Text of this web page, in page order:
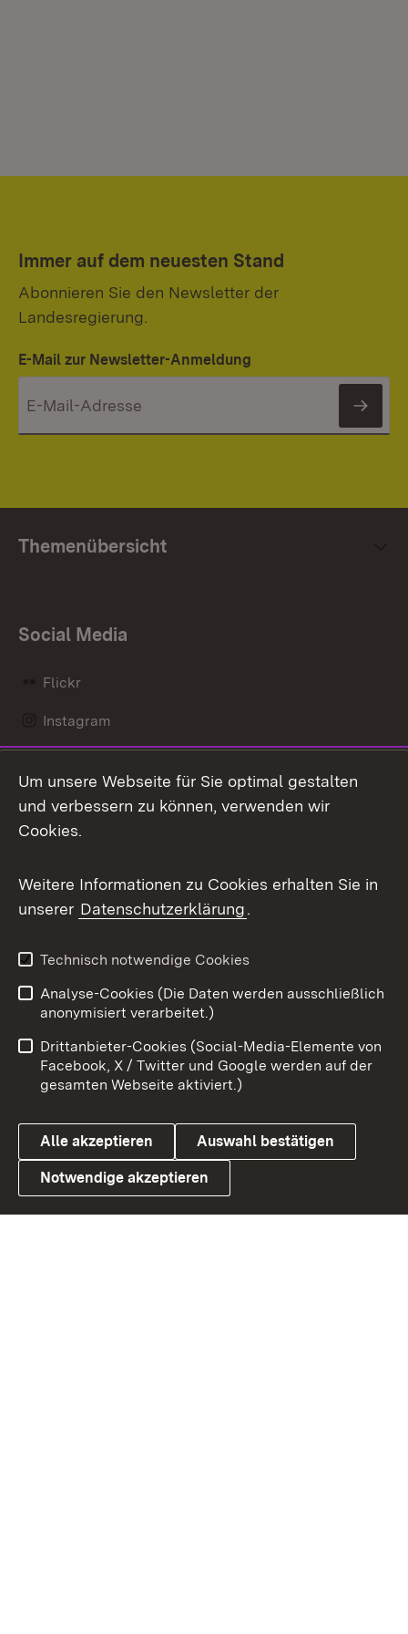
Immer auf dem neuesten Stand
Abonnieren Sie den Newsletter der
Landesregierung.
E-Mail zur Newsletter-Anmeldung
Themenübersicht
Social Media
Flickr
Instagram
Mastodon
Messenger
Social Wall
X / Twitter
Youtube
Link zum Landesportal
Benutzungshinweise
Barrierefreiheit
Datenschutz
Cookies
Um unsere Webseite für Sie optimal gestalten
und verbessern zu können, verwenden wir
Cookies.
Weitere Informationen zu Cookies erhalten Sie in
unserer Datenschutzerklärung.
Technisch notwendige Cookies
Analyse-Cookies (Die Daten werden ausschließlich
anonymisiert verarbeitet.)
Drittanbieter-Cookies (Social-Media-Elemente von
Facebook, X / Twitter und Google werden auf der
gesamten Webseite aktiviert.)
Alle akzeptieren Auswahl bestätigen
Notwendige akzeptieren